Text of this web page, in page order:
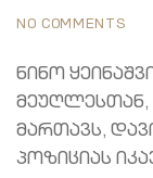
NO COMMENTS
ნინო
მეუღლესთან,
მართავს,
პოზიციას